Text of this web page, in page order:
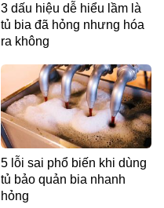
3 dấu hiệu dễ hiểu lầm là
tủ bia đã hỏng nhưng hóa
ra không
5 lỗi sai phổ biến khi dùng
tủ bảo quản bia nhanh
hỏng